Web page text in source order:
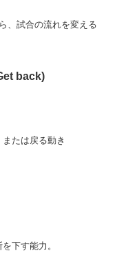
、試合の流れを変える
back)
たは戻る動き
下す能力。